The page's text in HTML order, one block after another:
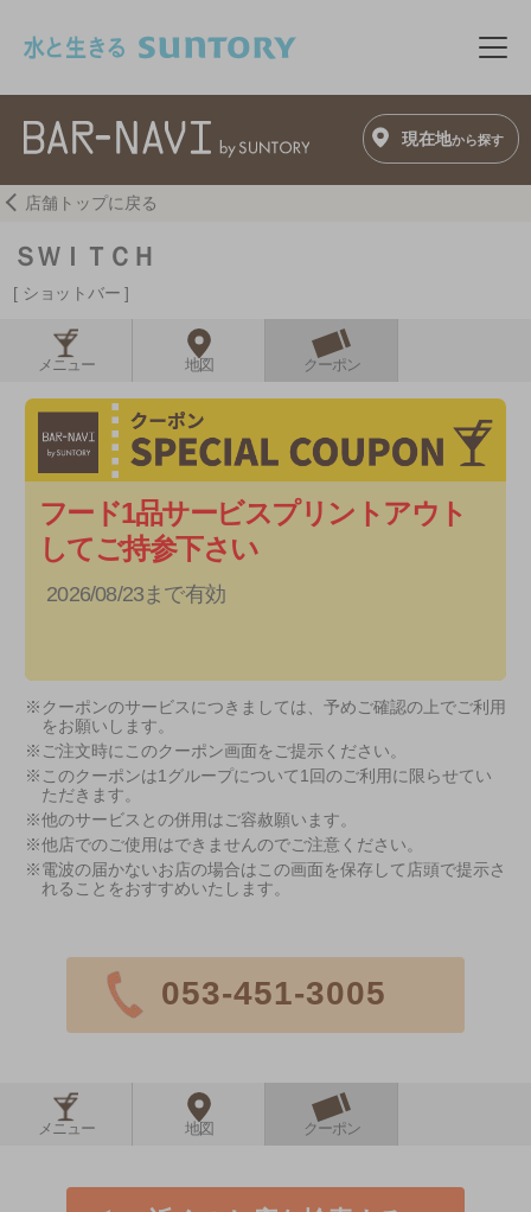
メ
現在地から探す
店舗トップに戻る
ＳＷＩＴＣＨ
ショットバー
メニュー 地図 クーポン
フード1品サービスプリントアウト
してご持参下さい
2026/08/23まで有効
※クーポンのサービスにつきましては、予めご確認の上でご利用
をお願いします。
※ご注文時にこのクーポン画面をご提示ください。
※このクーポンは1グループについて1回のご利用に限らせてい
ただきます。
※他のサービスとの併用はご容赦願います。
※他店でのご使用はできませんのでご注意ください。
※電波の届かないお店の場合はこの画面を保存して店頭で提示さ
れることをおすすめいたします。
053-451-3005
メニュー 地図 クーポン